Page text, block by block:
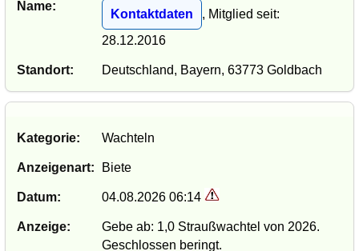
Name:
Kontaktdaten
, Mitglied seit:
28.12.2016
Standort: Deutschland, Bayern, 63773 Goldbach
Kategorie: Wachteln
Anzeigenart: Biete
Datum: 04.08.2026 06:14
Anzeige:
Gebe ab: 1,0 Straußwachtel von 2026.
Geschlossen beringt.